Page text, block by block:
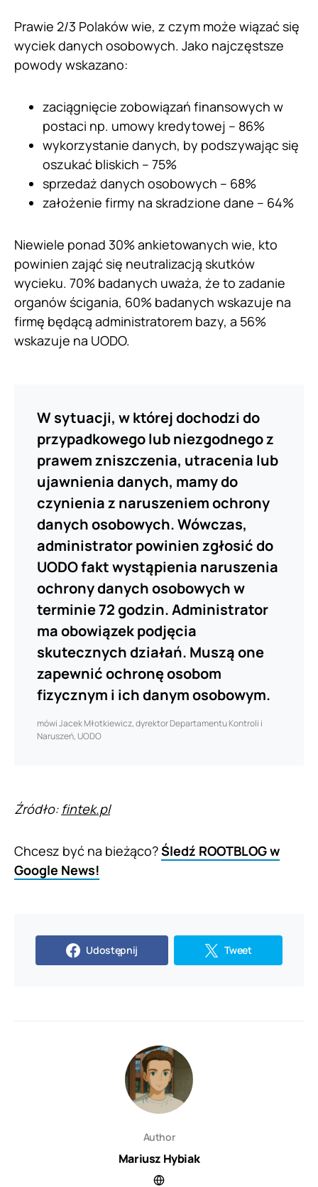
Prawie 2/3 Polaków wie, z czym może wiązać się
wyciek danych osobowych. Jako najczęstsze
powody wskazano:
zaciągnięcie zobowiązań finansowych w
postaci np. umowy kredytowej – 86%
wykorzystanie danych, by podszywając się
oszukać bliskich – 75%
sprzedaż danych osobowych – 68%
założenie firmy na skradzione dane – 64%
Niewiele ponad 30% ankietowanych wie, kto
powinien zająć się neutralizacją skutków
wycieku. 70% badanych uważa, że to zadanie
organów ścigania, 60% badanych wskazuje na
firmę będącą administratorem bazy, a 56%
wskazuje na UODO.
W sytuacji, w której dochodzi do
przypadkowego lub niezgodnego z
prawem zniszczenia, utracenia lub
ujawnienia danych, mamy do
czynienia z naruszeniem ochrony
danych osobowych. Wówczas,
administrator powinien zgłosić do
UODO fakt wystąpienia naruszenia
ochrony danych osobowych w
terminie 72 godzin. Administrator
ma obowiązek podjęcia
skutecznych działań. Muszą one
zapewnić ochronę osobom
fizycznym i ich danym osobowym.
mówi Jacek Młotkiewicz, dyrektor Departamentu Kontroli i
Naruszeń, UODO
Źródło: fintek.pl
Chcesz być na bieżąco?Śledź ROOTBLOG w
Google News!
Udostępnij Tweet
Author
Mariusz Hybiak